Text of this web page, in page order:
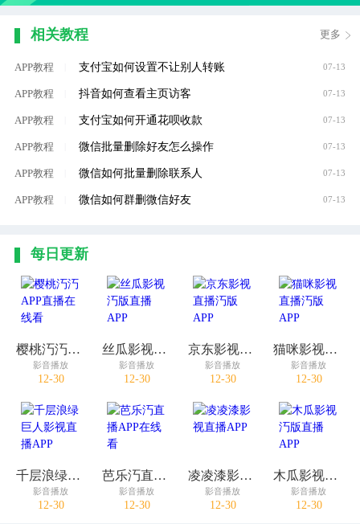
相关教程 更多
APP教程 支付宝如何设置不让别人转账 07-13
APP教程 抖音如何查看主页访客 07-13
APP教程 支付宝如何开通花呗收款 07-13
APP教程 微信批量删除好友怎么操作 07-13
APP教程 微信如何批量删除联系人 07-13
APP教程 微信如何群删微信好友 07-13
每日更新
樱桃汅汅APP直播在线看
影音播放
12-30
丝瓜影视汅版直播APP
影音播放
12-30
京东影视直播汅版APP
影音播放
12-30
猫咪影视直播汅版APP
影音播放
12-30
千层浪绿巨人影视直播APP
影音播放
12-30
芭乐汅直播APP在线看
影音播放
12-30
凌凌漆影视直播APP
影音播放
12-30
木瓜影视汅版直播APP
影音播放
12-30